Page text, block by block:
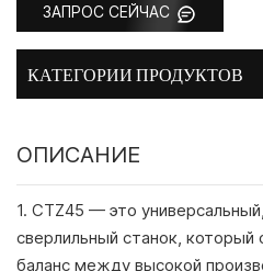
ЗАПРОС СЕЙЧАС
КАТЕГОРИИ ПРОДУКТОВ
ОПИСАНИЕ
1. CTZ45 — это
сверлильный станок, который
баланс между высокой